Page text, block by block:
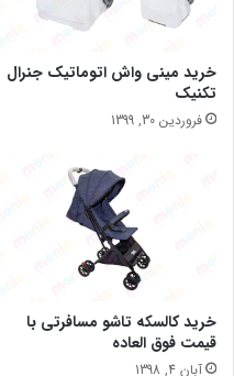
خرید مینی واش اتوماتیک جنرال
تکنیک
فروردین 30, 1399
خرید کالسکه تاشو مسافرتی با
قیمت فوق العاده
آبان 4, 1398